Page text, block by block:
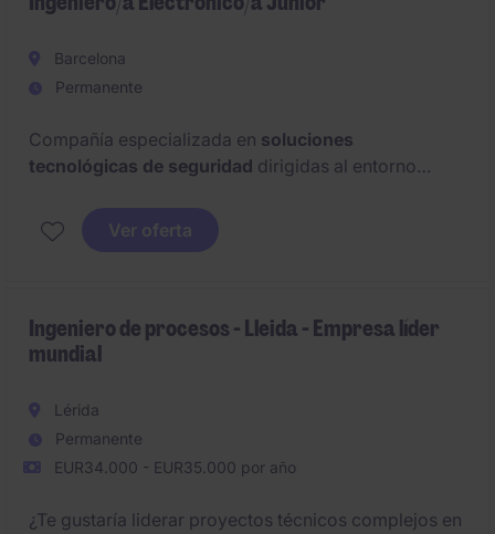
Barcelona
Permanente
Compañía especializada en soluciones
tecnológicas de seguridad dirigidas al entorno
Ingeniero/a Electrónico/a Junior con enfoque
comercial
que quiera formar parte de proyectos
Ver oferta
Ingeniero de procesos - Lleida - Empresa líder
mundial
Lérida
Permanente
EUR34.000 - EUR35.000 por año
¿Te gustaría liderar proyectos técnicos complejos en